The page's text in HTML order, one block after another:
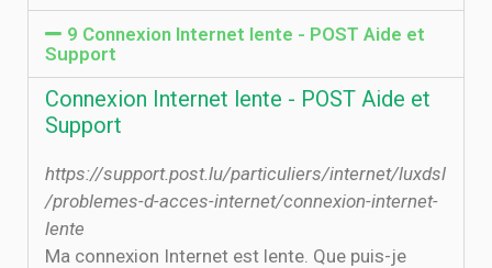
9 Connexion Internet lente - POST Aide et
Support
Connexion Internet lente - POST Aide et
Support
https://support.post.lu/particuliers/internet/luxdsl
/problemes-d-acces-internet/connexion-internet-
lente
Ma connexion Internet est lente. Que puis-je